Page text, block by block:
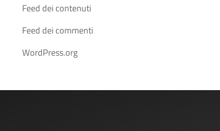
Feed dei contenuti
Feed dei commenti
WordPress.org